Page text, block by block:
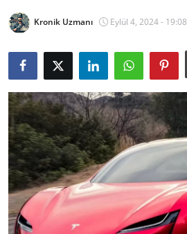
Vergi & ÖTV & MTV
Muayene & Ruhsat
Sorgulamalar
İkinci El & Alım-Satım
Bakım & Arıza Çözümleri
Elektrikli & Hibrit
Kiralama & Filo
Kronik Uzmanı Eylül 4, 2024 - 19:08